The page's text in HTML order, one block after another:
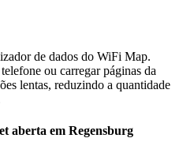
de dados do WiFi Map.
ou carregar páginas da
lentas, reduzindo a quantidade
aberta em Regensburg